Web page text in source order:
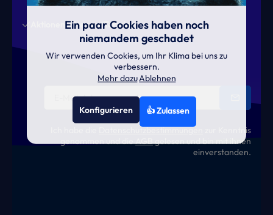
News Termine
Datenschutzbestimmungen
zur Kenntnis
genommen und dieAGBgelesen und bin mit ihnen
einverstanden.
Ein paar Cookies haben noch
niemandem geschadet
Wir verwenden Cookies, um Ihr Klima bei uns zu
verbessern.
Mehr dazuAblehnen
Konfigurieren 👍 Zulassen